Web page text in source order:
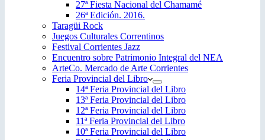
27ª Fiesta Nacional del Chamamé
26ª Edición. 2016.
Taragüi Rock
Juegos Culturales Correntinos
Festival Corrientes Jazz
Encuentro sobre Patrimonio Integral del NEA
ArteCo. Mercado de Arte Corrientes
Feria Provincial del Libro
14ª Feria Provincial del Libro
13ª Feria Provincial del Libro
12ª Feria Provincial del Libro
11ª Feria Provincial del Libro
10ª Feria Provincial del Libro